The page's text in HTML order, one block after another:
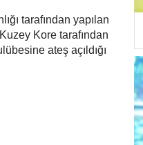
tarafından yapılan
Kore tarafından
ateş açıldığı